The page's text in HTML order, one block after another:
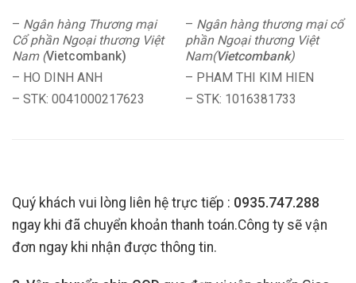
– Ngân hàng Thương mại
Cổ phần Ngoại thương Việt
Nam (Vietcombank)
– HO DINH ANH
– STK: 0041000217623
– Ngân hàng thương mại cổ
phần Ngoại thương Việt
Nam(Vietcombank)
– PHAM THI KIM HIEN
– STK: 1016381733
Quý khách vui lòng liên hệ trực tiếp : 0935.747.288
ngay khi đã chuyển khoản thanh toán.Công ty sẽ vận
đơn ngay khi nhận được thông tin.